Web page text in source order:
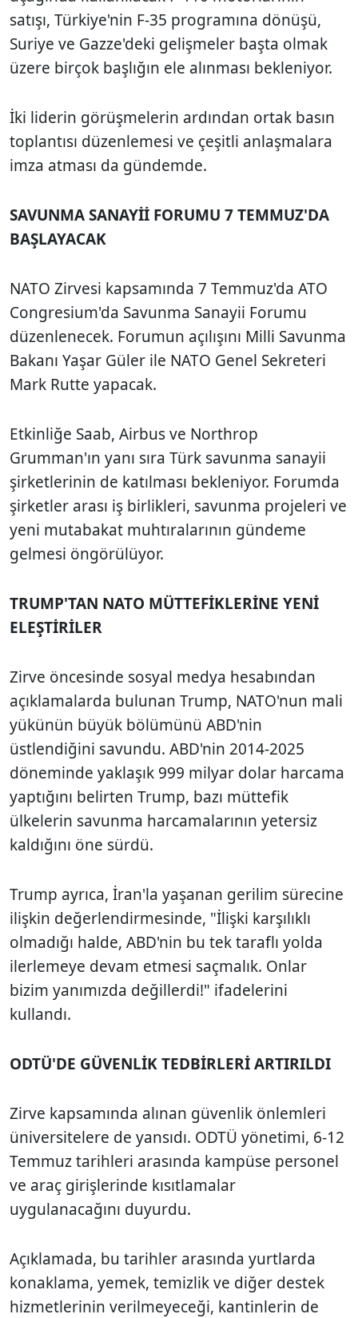
satışı, Türkiye'nin F-35 programına dönüşü,
Suriye ve Gazze'deki gelişmeler başta olmak
üzere birçok başlığın ele alınması bekleniyor.
İki liderin görüşmelerin ardından ortak basın
toplantısı düzenlemesi ve çeşitli anlaşmalara
imza atması da gündemde.
SAVUNMA SANAYİİ FORUMU 7 TEMMUZ'DA
BAŞLAYACAK
NATO Zirvesi kapsamında 7 Temmuz'da ATO
Congresium'da Savunma Sanayii Forumu
düzenlenecek. Forumun açılışını Milli Savunma
Bakanı Yaşar Güler ile NATO Genel Sekreteri
Mark Rutte yapacak.
Etkinliğe Saab, Airbus ve Northrop
Grumman'ın yanı sıra Türk savunma sanayii
şirketlerinin de katılması bekleniyor. Forumda
şirketler arası iş birlikleri, savunma projeleri ve
yeni mutabakat muhtıralarının gündeme
gelmesi öngörülüyor.
TRUMP'TAN NATO MÜTTEFİKLERİNE YENİ
ELEŞTİRİLER
Zirve öncesinde sosyal medya hesabından
açıklamalarda bulunan Trump, NATO'nun mali
yükünün büyük bölümünü ABD'nin
üstlendiğini savundu. ABD'nin 2014-2025
döneminde yaklaşık 999 milyar dolar harcama
yaptığını belirten Trump, bazı müttefik
ülkelerin savunma harcamalarının yetersiz
kaldığını öne sürdü.
Trump ayrıca, İran'la yaşanan gerilim sürecine
ilişkin değerlendirmesinde, "İlişki karşılıklı
olmadığı halde, ABD'nin bu tek taraflı yolda
ilerlemeye devam etmesi saçmalık. Onlar
bizim yanımızda değillerdi!" ifadelerini
kullandı.
ODTÜ'DE GÜVENLİK TEDBİRLERİ ARTIRILDI
Zirve kapsamında alınan güvenlik önlemleri
üniversitelere de yansıdı. ODTÜ yönetimi, 6-12
Temmuz tarihleri arasında kampüse personel
ve araç girişlerinde kısıtlamalar
uygulanacağını duyurdu.
Açıklamada, bu tarihler arasında yurtlarda
konaklama, yemek, temizlik ve diğer destek
hizmetlerinin verilmeyeceği, kantinlerin de